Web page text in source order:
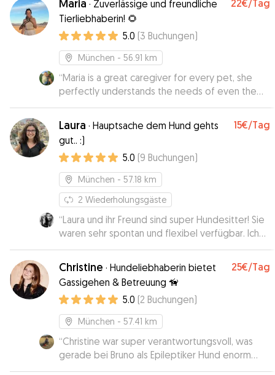
Maria · Zuverlässige und freundliche
Tierliebhaberin! 🌻
22€/Tag
5.0 (3 Buchungen)
München - 56.91 km
“Maria is a great caregiver for every pet, she
perfectly understands the needs of even the
most demanding dog 🥰🥰🥰 I recommend her
with all my heart 🌹🥰
Laura · Hauptsache dem Hund gehts
gut.. :)
15€/Tag
5.0 (9 Buchungen)
München - 57.18 km
2 Wiederholungsgäste
“Laura und ihr Freund sind super Hundesitter! Sie
waren sehr spontan und flexibel verfügbar. Ich
hatte sofort ein gutes Gefühl und Kuro hat sich
auch sehr wohl gefühlt.
Christine · Hundeliebhaberin bietet
Gassigehen & Betreuung 🦮
25€/Tag
5.0 (2 Buchungen)
München - 57.41 km
“Christine war super verantwortungsvoll, was
gerade bei Bruno als Epileptiker Hund enorm
wichtig ist. Bruno hat sich total wohlgefühlt und